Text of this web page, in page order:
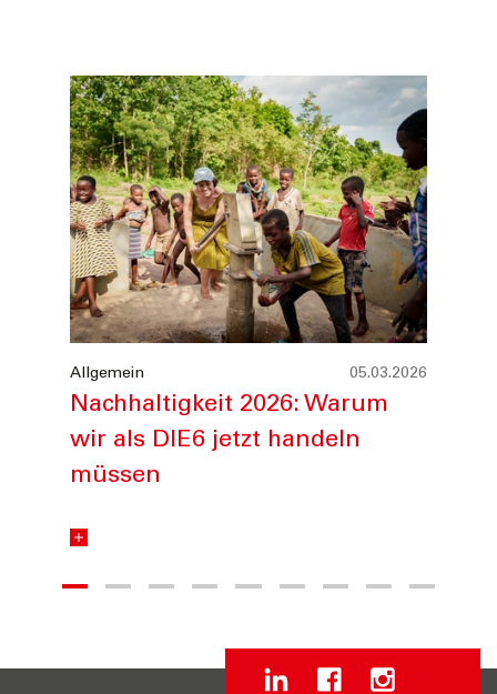
Allgemein 05.03.2026
Nachhaltigkeit 2026: Warum
wir als DIE6 jetzt handeln
müssen